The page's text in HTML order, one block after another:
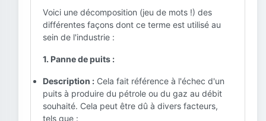
Voici une décomposition (jeu de mots !) des
différentes façons dont ce terme est utilisé au
sein de l'industrie :
1. Panne de puits :
Description : Cela fait référence à l'échec d'un
puits à produire du pétrole ou du gaz au débit
souhaité. Cela peut être dû à divers facteurs,
tels que :